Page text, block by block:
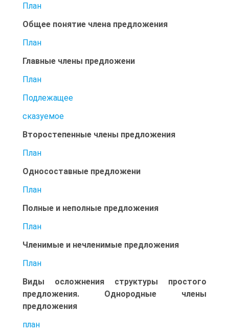
План
Общее понятие члена предложения
План
Главные члены предложени
План
Подлежащее
сказуемое
Второстепенные члены предложения
План
Односоставные предложени
План
Полные и неполные предложения
План
Членимые и нечленимые предложения
План
Виды осложнения структуры простого
предложения. Однородные члены
предложения
план